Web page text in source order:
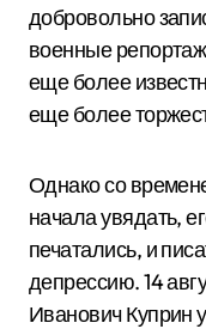
добровольно
военные
еще более
еще более
Однако со
начала увядать,
печатались, и
депрессию. 14
Иванович Куприн